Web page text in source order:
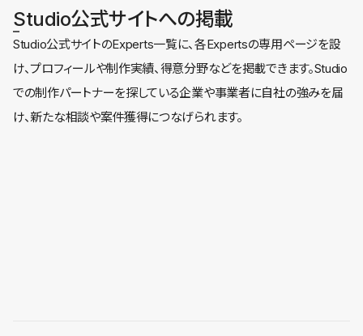
Studio公式サイトへの掲載
Studio公式サイトのExperts一覧に、各Expertsの専用ページを設
け、プロフィールや制作実績、得意分野などを掲載できます。Studio
での制作パートナーを探している企業や事業者に自社の強みを届
け、新たな相談や案件獲得につなげられます。